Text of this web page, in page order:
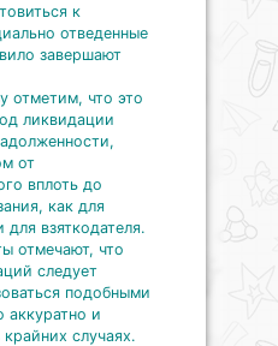
к
отведенные
завершают
отметим, что это
ликвидации
от
вплоть до
как для
для взяткодателя.
отмечают, что
следует
подобными
аккуратно и
случаях.